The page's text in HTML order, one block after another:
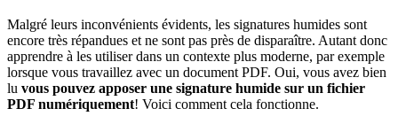
Malgré leurs inconvénients évidents, les signatures humides sont
encore très répandues et ne sont pas près de disparaître. Autant donc
apprendre à les utiliser dans un contexte plus moderne, par exemple
lorsque vous travaillez avec un document PDF. Oui, vous avez bien
lu vous pouvez apposer une signature humide sur un fichier
PDF numériquement! Voici comment cela fonctionne.